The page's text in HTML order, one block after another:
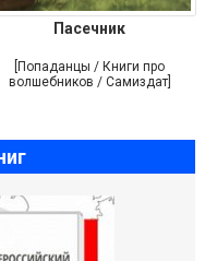
Пасечник
[Попаданцы / Книги про
волшебников / Самиздат]